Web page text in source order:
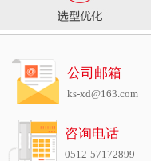
公司邮箱
ks-xd@163.com
咨询电话
0512-57172899